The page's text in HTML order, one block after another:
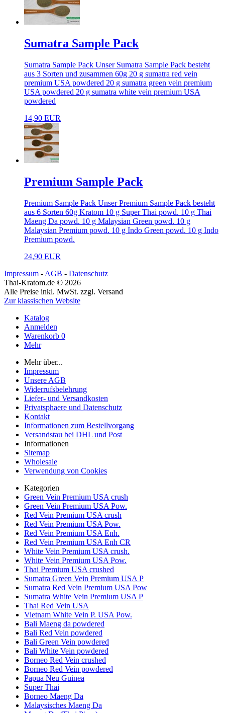
Sumatra Sample Pack
Sumatra Sample Pack Unser Sumatra Sample Pack besteht
aus 3 Sorten und zusammen 60g 20 g sumatra red vein
premium USA powdered 20 g sumatra green vein premium
USA powdered 20 g sumatra white vein premium USA
powdered
14,90 EUR
Premium Sample Pack
Premium Sample Pack Unser Premium Sample Pack besteht
aus 6 Sorten 60g Kratom 10 g Super Thai powd. 10 g Thai
Maeng Da powd. 10 g Malaysian Green powd. 10 g
Malaysian Premium powd. 10 g Indo Green powd. 10 g Indo
Premium powd.
24,90 EUR
Impressum - AGB - Datenschutz
Thai-Kratom.de © 2026
Alle Preise inkl. MwSt. zzgl. Versand
Zur klassischen Website
Katalog
Anmelden
Warenkorb 0
Mehr
Mehr über...
Impressum
Unsere AGB
Widerrufsbelehrung
Liefer- und Versandkosten
Privatsphaere und Datenschutz
Kontakt
Informationen zum Bestellvorgang
Versandstau bei DHL und Post
Informationen
Sitemap
Wholesale
Verwendung von Cookies
Kategorien
Green Vein Premium USA crush
Green Vein Premium USA Pow.
Red Vein Premium USA crush
Red Vein Premium USA Pow.
Red Vein Premium USA Enh.
Red Vein Premium USA Enh CR
White Vein Premium USA crush.
White Vein Premium USA Pow.
Thai Premium USA crushed
Sumatra Green Vein Premium USA P
Sumatra Red Vein Premium USA Pow
Sumatra White Vein Premium USA P
Thai Red Vein USA
Vietnam White Vein P. USA Pow.
Bali Maeng da powdered
Bali Red Vein powdered
Bali Green Vein powdered
Bali White Vein powdered
Borneo Red Vein crushed
Borneo Red Vein powdered
Papua Neu Guinea
Super Thai
Borneo Maeng Da
Malaysisches Maeng Da